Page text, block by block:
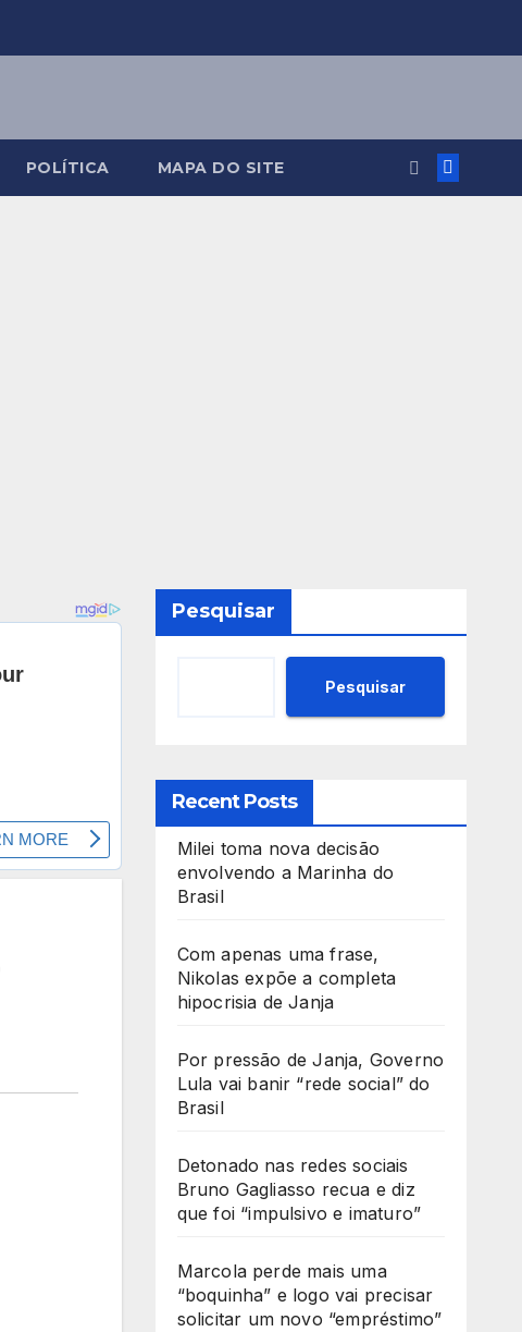
POLÍTICA MAPA DO SITE
Pesquisar
Pesquisar
Recent Posts
Milei toma nova decisão
envolvendo a Marinha do
Brasil
Com apenas uma frase,
Nikolas expõe a completa
hipocrisia de Janja
Por pressão de Janja, Governo
Lula vai banir “rede social” do
Brasil
Detonado nas redes sociais
Bruno Gagliasso recua e diz
que foi “impulsivo e imaturo”
Marcola perde mais uma
“boquinha” e logo vai precisar
solicitar um novo “empréstimo”